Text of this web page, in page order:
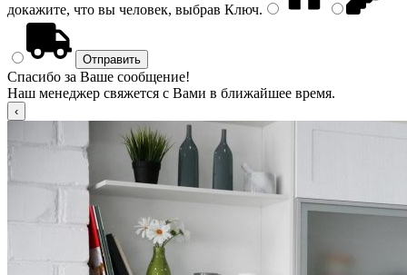
докажите, что вы человек, выбрав Ключ.
Спасибо за Ваше сообщение!
Наш менеджер свяжется с Вами в ближайшее время.